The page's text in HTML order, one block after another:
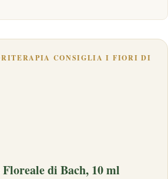
CONSIGLIA I FIORI DI
di Bach, 10 ml